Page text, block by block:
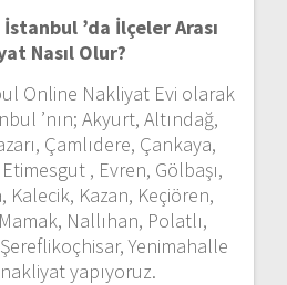
’da İlçeler Arası
Nasıl Olur?
Online Nakliyat Evi olarak
’nın; Akyurt, Altındağ,
Çamlıdere, Çankaya,
, Evren, Gölbaşı,
Kalecik, Kazan, Keçiören,
Nallıhan, Polatlı,
Yenimahalle
yapıyoruz.